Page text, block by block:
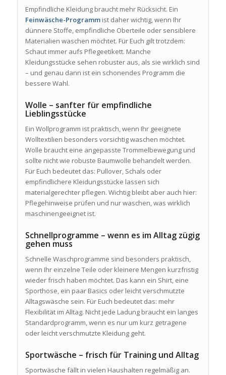
Empfindliche Kleidung braucht mehr Rücksicht. Ein
Feinwäsche-Programmist daher wichtig, wenn Ihr
dünnere Stoffe, empfindliche Oberteile oder sensiblere
Materialien waschen möchtet. Für Euch gilt trotzdem:
Schaut immer aufs Pflegeetikett. Manche
Kleidungsstücke sehen robuster aus, als sie wirklich sind
– und genau dann ist ein schonendes Programm die
bessere Wahl.
Wolle – sanfter für empfindliche
Lieblingsstücke
Ein Wollprogramm ist praktisch, wenn Ihr geeignete
Wolltextilien besonders vorsichtig waschen möchtet.
Wolle braucht eine angepasste Trommelbewegung und
sollte nicht wie robuste Baumwolle behandelt werden.
Für Euch bedeutet das: Pullover, Schals oder
empfindlichere Kleidungsstücke lassen sich
materialgerechter pflegen. Wichtig bleibt aber auch hier:
Pflegehinweise prüfen und nur waschen, was wirklich
maschinengeeignet ist.
Schnellprogramme – wenn es im Alltag zügig
gehen muss
Schnelle Waschprogramme sind besonders praktisch,
wenn Ihr einzelne Teile oder kleinere Mengen kurzfristig
wieder frisch haben möchtet. Das kann ein Shirt, eine
Sporthose, ein paar Basics oder leicht verschmutzte
Alltagswäsche sein. Für Euch bedeutet das: mehr
Flexibilität im Alltag. Nicht jede Ladung braucht ein langes
Standardprogramm, wenn es nur um kurz getragene
oder leicht verschmutzte Kleidung geht.
Sportwäsche – frisch für Training und Alltag
Sportwäsche fällt in vielen Haushalten regelmäßig an.